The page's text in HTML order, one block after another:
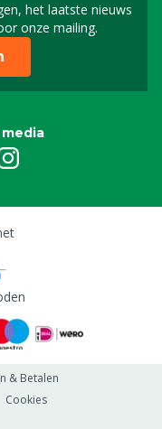
het laatste nieuws
onze mailing.
je in voor onze
& Betalen
Cookies